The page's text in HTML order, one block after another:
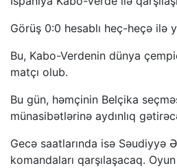
Görüş 0:0 hesablı heç-heçə ilə
Bu, Kabo-Verdenin dünya
matçı olub.
Bu gün, həmçinin Belçika
münasibətlərinə aydınlıq
Gecə saatlarında isə Səudiyyə
komandaları qarşılaşacaq.